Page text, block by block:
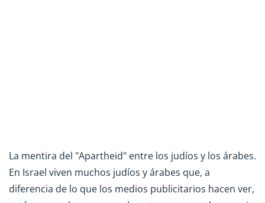
La mentira del "Apartheid" entre los judíos y los árabes.
En Israel viven muchos judíos y árabes que, a
diferencia de lo que los medios publicitarios hacen ver,